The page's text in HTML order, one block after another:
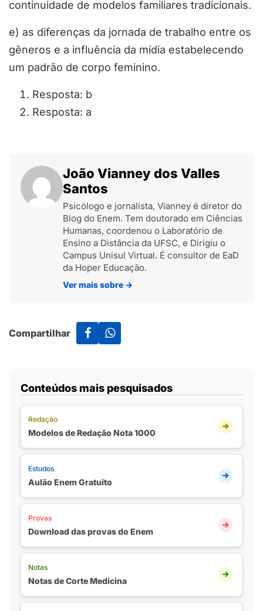
continuidade de modelos familiares tradicionais.
e) as diferenças da jornada de trabalho entre os
gêneros e a influência da mídia estabelecendo
um padrão de corpo feminino.
Resposta: b
Resposta: a
João Vianney dos Valles
Santos
Psicólogo e jornalista, Vianney é diretor do
Blog do Enem. Tem doutorado em Ciências
Humanas, coordenou o Laboratório de
Ensino a Distância da UFSC, e Dirigiu o
Campus Unisul Virtual. É consultor de EaD
da Hoper Educação.
Ver mais sobre →
Compartilhar
Conteúdos mais pesquisados
Redação
Modelos de Redação Nota 1000
Estudos
Aulão Enem Gratuito
Provas
Download das provas do Enem
Notas
Notas de Corte Medicina